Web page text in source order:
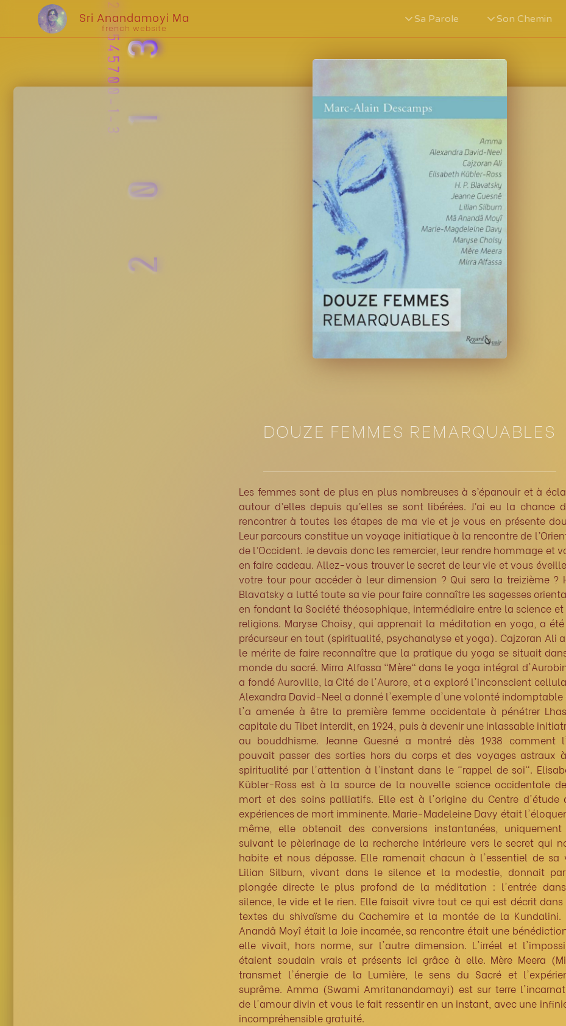
Sri Anandamoyi Ma
french website
Sa Parole Son Chemin
2013
DOUZE FEMMES REMARQUABLES
Les femmes sont de plus en plus nombreuses à s’épanouir et à
autour d’elles depuis qu’elles se sont libérées. J’ai eu la chance
rencontrer à toutes les étapes de ma vie et je vous en présente
Leur parcours constitue un voyage initiatique à la rencontre de
de l’Occident. Je devais donc les remercier, leur rendre hommage et
en faire cadeau. Allez-vous trouver le secret de leur vie et vous
votre tour pour accéder à leur dimension ? Qui sera la treizième ?
Blavatsky a lutté toute sa vie pour faire connaître les sagesses
en fondant la Société théosophique, intermédiaire entre la science
religions. Maryse Choisy, qui apprenait la méditation en yoga, a
précurseur en tout (spiritualité, psychanalyse et yoga). Cajzoran Ali
le mérite de faire reconnaître que la pratique du yoga se situait
monde du sacré. Mirra Alfassa "Mère" dans le yoga intégral
a fondé Auroville, la Cité de l'Aurore, et a exploré l'inconscient
Alexandra David-Neel a donné l'exemple d'une volonté indomptable
l'a amenée à être la première femme occidentale à pénétrer
capitale du Tibet interdit, en 1924, puis à devenir une inlassable
au bouddhisme. Jeanne Guesné a montré dès 1938 comment
pouvait passer des sorties hors du corps et des voyages astraux
spiritualité par l'attention à l'instant dans le "rappel de soi".
Kübler-Ross est à la source de la nouvelle science occidentale
mort et des soins palliatifs. Elle est à l'origine du Centre d'étude
expériences de mort imminente. Marie-Madeleine Davy était
même, elle obtenait des conversions instantanées, uniquement
suivant le pèlerinage de la recherche intérieure vers le secret qui
habite et nous dépasse. Elle ramenait chacun à l'essentiel de sa
Lilian Silburn, vivant dans le silence et la modestie, donnait
plongée directe le plus profond de la méditation : l'entrée
silence, le vide et le rien. Elle faisait vivre tout ce qui est décrit dans
textes du shivaïsme du Cachemire et la montée de la Kundalini.
Anandâ Moyî était la Joie incarnée, sa rencontre était une
elle vivait, hors norme, sur l'autre dimension. L'irréel et
étaient soudain vrais et présents ici grâce à elle. Mère Meera
transmet l'énergie de la Lumière, le sens du Sacré et
suprême. Amma (Swami Amritanandamayi) est sur terre
de l'amour divin et vous le fait ressentir en un instant, avec une
incompréhensible gratuité.